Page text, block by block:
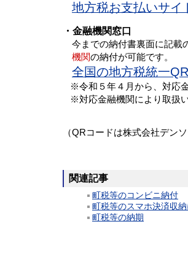
地方税お支払いサイ
・金融機関窓口
今までの納付書裏面に記載
機関の納付が可能です。
全国の地方税統一
※令和５年４月から、対応
※対応金融機関により取扱
（QRコードは株式会社デン
関連記事
町税等のコンビニ納付
町税等のスマホ決済収
町税等の納期